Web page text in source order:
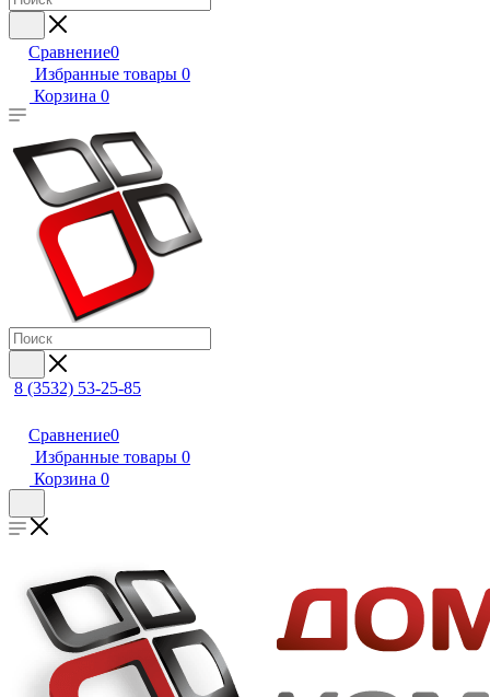
Сравнение0
Избранные товары 0
Корзина 0
8 (3532) 53-25-85
Сравнение0
Избранные товары 0
Корзина 0